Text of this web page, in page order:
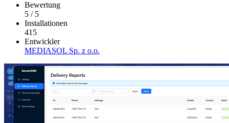
Bewertung
5 / 5
Installationen
415
Entwickler
MEDIASOL Sp. z o.o.